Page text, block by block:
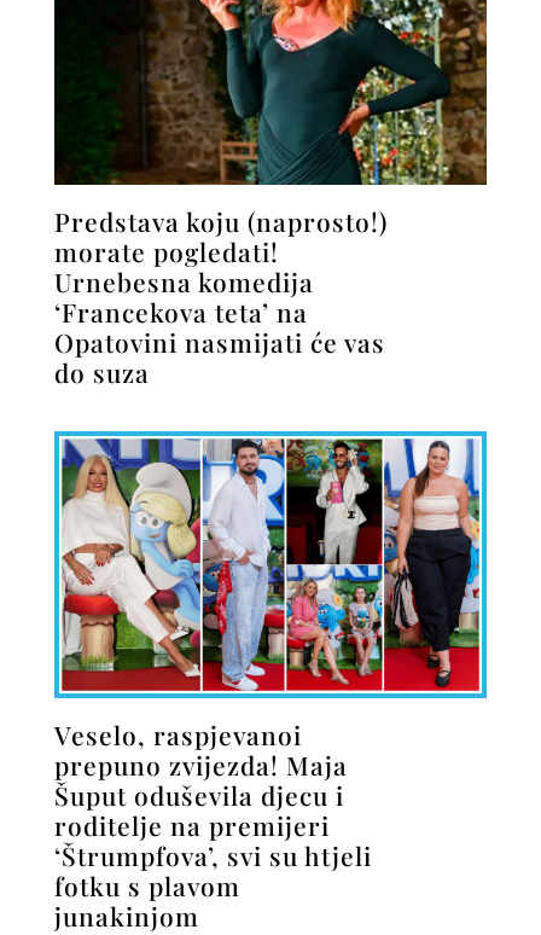
Predstava koju (naprosto!)
morate pogledati!
Urnebesna komedija
‘Francekova teta’ na
Opatovini nasmijati će vas
do suza
Veselo, raspjevanoi
prepuno zvijezda! Maja
Šuput oduševila djecu i
roditelje na premijeri
‘Štrumpfova’, svi su htjeli
fotku s plavom
junakinjom